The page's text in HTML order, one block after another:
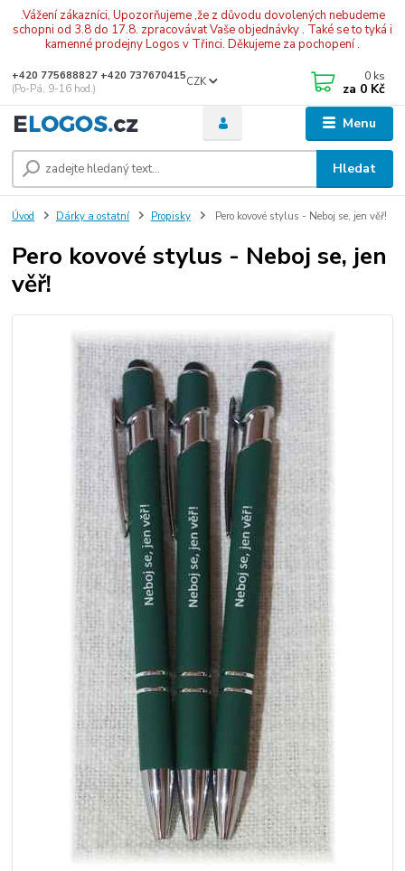
.Vážení zákazníci, Upozorňujeme ,že z důvodu dovolených nebudeme
schopni od 3.8 do 17.8. zpracovávat Vaše objednávky . Také se to tyká i
kamenné prodejny Logos v Třinci. Děkujeme za pochopení .
Menu
CZK
Hledat
+420 775688827 +420 737670415
(Po-Pá, 9-16 hod.)
0 ks
za 0 Kč
Úvod Dárky a ostatní Propisky Pero kovové stylus - Neboj se, jen věř!
Pero kovové stylus - Neboj se, jen
věř!